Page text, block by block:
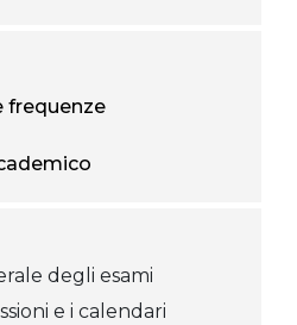
frequenze
degli esami
e i calendari